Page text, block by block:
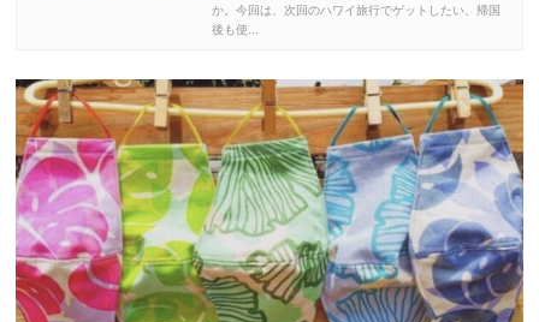
か。今回は、次回のハワイ旅行でゲットしたい、帰国
後も使...